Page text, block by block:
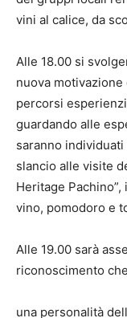
vini al calice, da
Alle 18.00 si
nuova
percorsi
guardando alle
saranno
slancio alle visite
Heritage
vino, pomodoro e
Alle 19.00 sarà
riconoscimento
una personalità